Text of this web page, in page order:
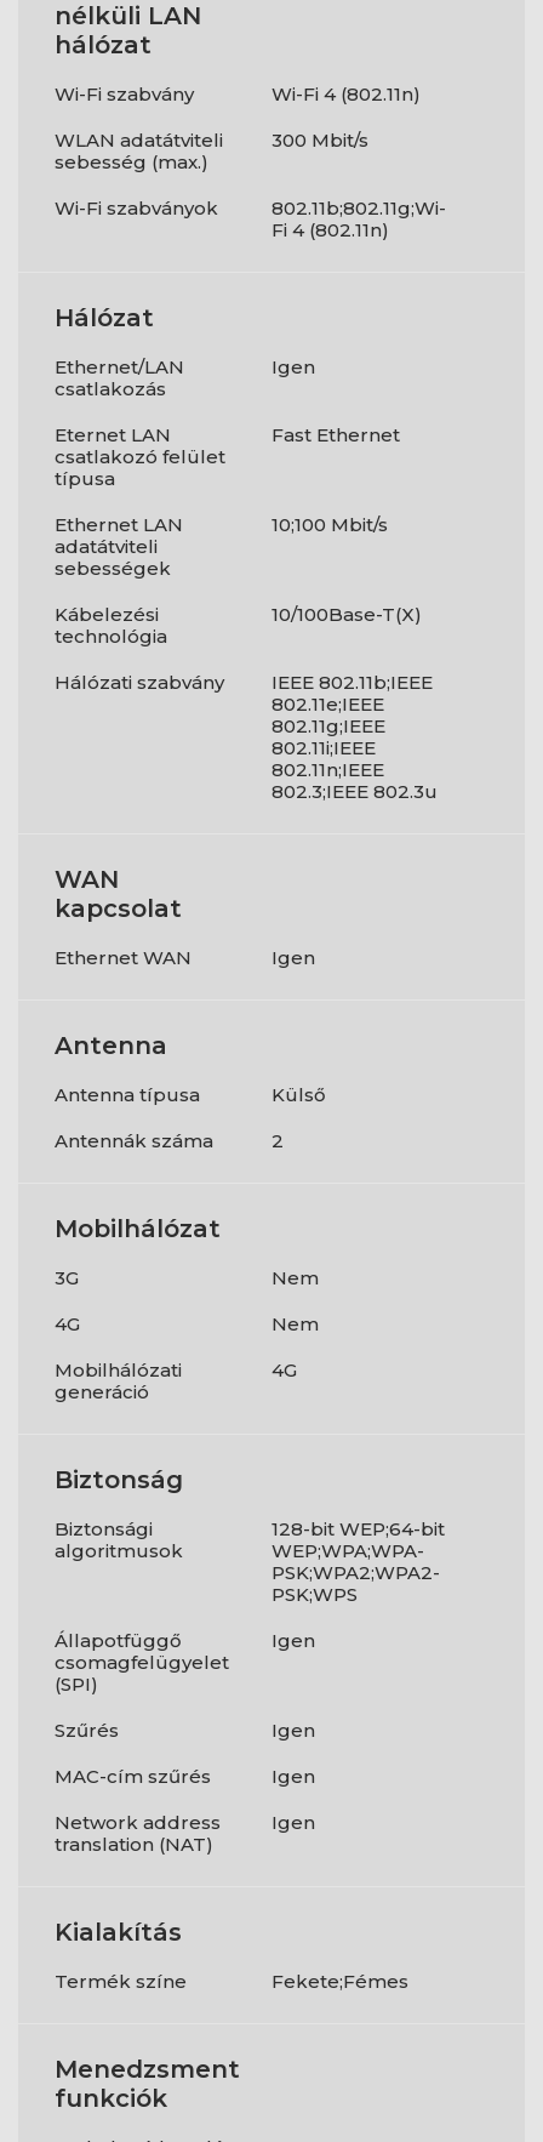
nélküli LAN
hálózat
Wi-Fi szabvány
Wi-Fi 4 (802.11n)
WLAN adatátviteli
sebesség (max.)
300 Mbit/s
Wi-Fi szabványok
802.11b;802.11g;Wi-
Fi 4 (802.11n)
Hálózat
Ethernet/LAN
csatlakozás
Igen
Eternet LAN
csatlakozó felület
típusa
Fast Ethernet
Ethernet LAN
adatátviteli
sebességek
10;100 Mbit/s
Kábelezési
technológia
10/100Base-T(X)
Hálózati szabvány
IEEE 802.11b;IEEE
802.11e;IEEE
802.11g;IEEE
802.11i;IEEE
802.11n;IEEE
802.3;IEEE 802.3u
WAN
kapcsolat
Ethernet WAN Igen
Antenna
Antenna típusa
Külső
Antennák száma
2
Mobilhálózat
3G
Nem
4G
Nem
Mobilhálózati
generáció
4G
Biztonság
Biztonsági
algoritmusok
128-bit WEP;64-bit
WEP;WPA;WPA-
PSK;WPA2;WPA2-
PSK;WPS
Állapotfüggő
csomagfelügyelet
(SPI)
Igen
Szűrés
Igen
MAC-cím szűrés
Igen
Network address
translation (NAT)
Igen
Kialakítás
Termék színe Fekete;Fémes
Menedzsment
funkciók